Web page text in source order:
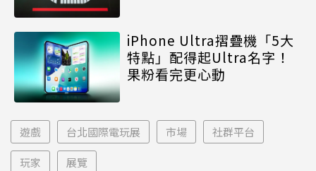
iPhone Ultra摺疊機「5大
特點」配得起Ultra名字！
果粉看完更心動
遊戲 台北國際電玩展 市場 社群平台
玩家 展覽